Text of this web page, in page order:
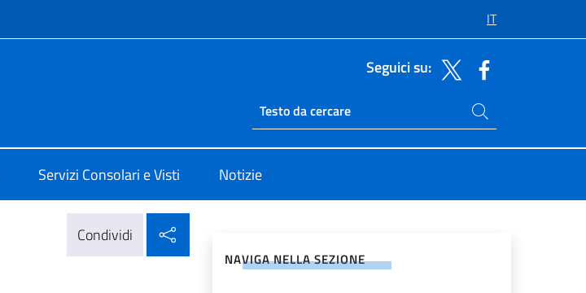
IT
Seguici su:
Ricerca sito live
Cerca nel sito
Servizi Consolari e Visti Notizie
Condividi
NAVIGA NELLA SEZIONE